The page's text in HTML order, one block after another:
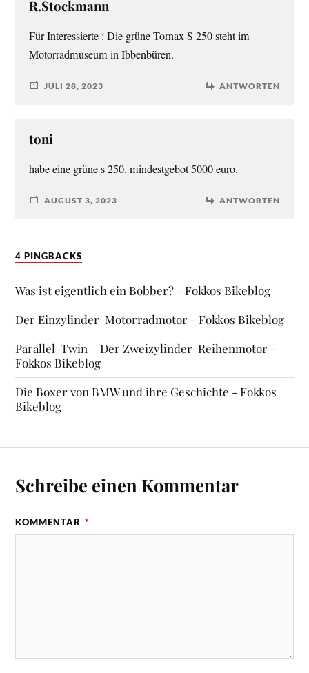
R.Stockmann
Für Interessierte : Die grüne Tornax S 250 steht im
Motorradmuseum in Ibbenbüren.
JULI 28, 2023 ANTWORTEN
toni
habe eine grüne s 250. mindestgebot 5000 euro.
AUGUST 3, 2023 ANTWORTEN
4 PINGBACKS
Was ist eigentlich ein Bobber? - Fokkos Bikeblog
Der Einzylinder-Motorradmotor - Fokkos Bikeblog
Parallel-Twin – Der Zweizylinder-Reihenmotor -
Fokkos Bikeblog
Die Boxer von BMW und ihre Geschichte - Fokkos
Bikeblog
Schreibe einen Kommentar
KOMMENTAR *